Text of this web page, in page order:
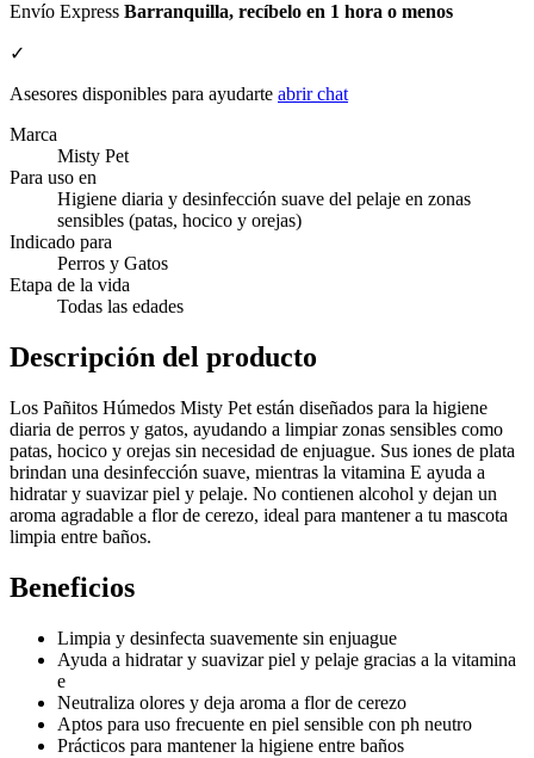
Envío Express Barranquilla, recíbelo en 1 hora o menos
✓
Asesores disponibles para ayudarte abrir chat
Marca
Misty Pet
Para uso en
Higiene diaria y desinfección suave del pelaje en zonas
sensibles (patas, hocico y orejas)
Indicado para
Perros y Gatos
Etapa de la vida
Todas las edades
Descripción del producto
Los Pañitos Húmedos Misty Pet están diseñados para la higiene
diaria de perros y gatos, ayudando a limpiar zonas sensibles como
patas, hocico y orejas sin necesidad de enjuague. Sus iones de plata
brindan una desinfección suave, mientras la vitamina E ayuda a
hidratar y suavizar piel y pelaje. No contienen alcohol y dejan un
aroma agradable a flor de cerezo, ideal para mantener a tu mascota
limpia entre baños.
Beneficios
Limpia y desinfecta suavemente sin enjuague
Ayuda a hidratar y suavizar piel y pelaje gracias a la vitamina
e
Neutraliza olores y deja aroma a flor de cerezo
Aptos para uso frecuente en piel sensible con ph neutro
Prácticos para mantener la higiene entre baños